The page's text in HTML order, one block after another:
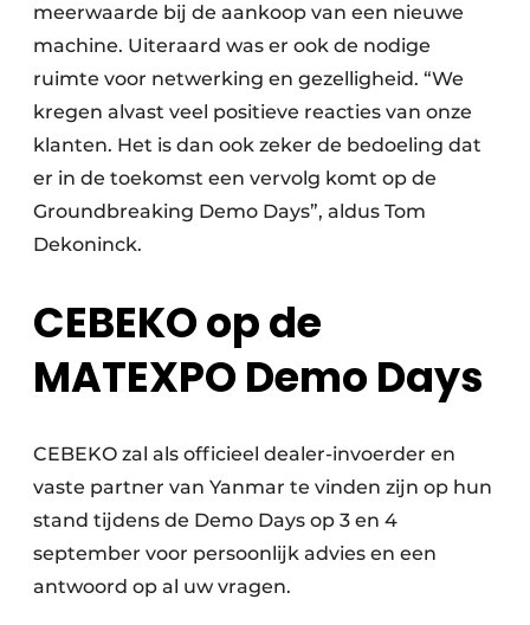
meerwaarde bij de aankoop van een nieuwe
machine. Uiteraard was er ook de nodige
ruimte voor netwerking en gezelligheid. “We
kregen alvast veel positieve reacties van onze
klanten. Het is dan ook zeker de bedoeling dat
er in de toekomst een vervolg komt op de
Groundbreaking Demo Days”, aldus Tom
Dekoninck.
CEBEKO op de
MATEXPO Demo Days
CEBEKO zal als officieel dealer-invoerder en
vaste partner van Yanmar te vinden zijn op hun
stand tijdens de Demo Days op 3 en 4
september voor persoonlijk advies en een
antwoord op al uw vragen.